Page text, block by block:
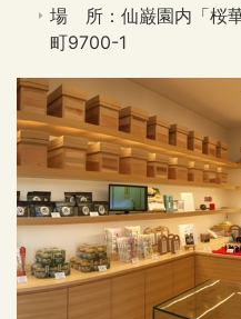
場 所：仙巌園内「桜
町9700-1